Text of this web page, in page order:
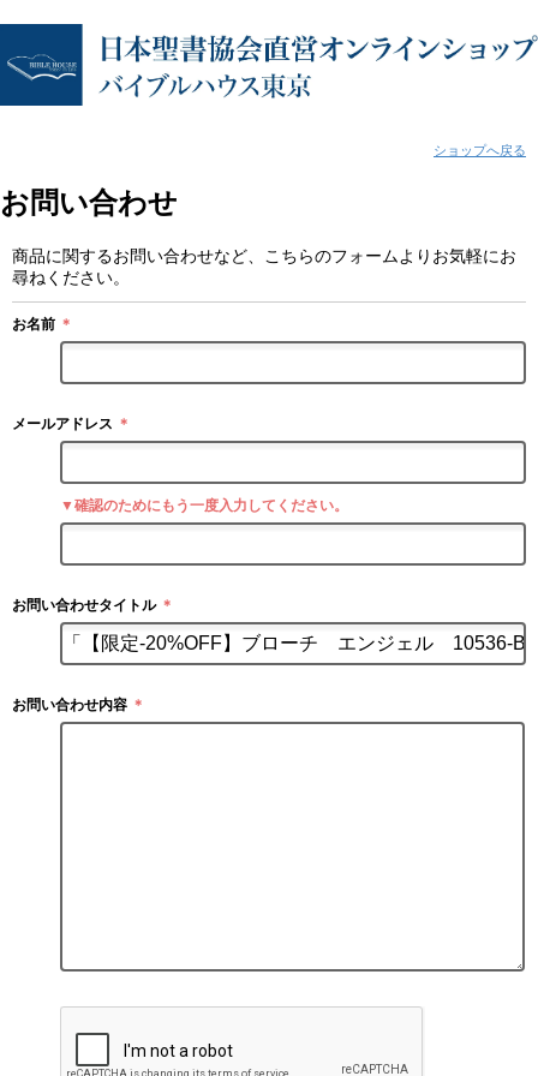
ショップへ戻る
お問い合わせ
商品に関するお問い合わせなど、こちらのフォームよりお気軽にお
尋ねください。
お名前 ＊
メールアドレス ＊
▼確認のためにもう一度入力してください。
お問い合わせタイトル ＊
お問い合わせ内容 ＊